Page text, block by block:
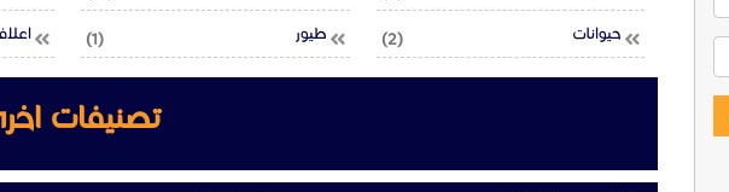
(2) حيوانات (1) طيور
تصنيفات